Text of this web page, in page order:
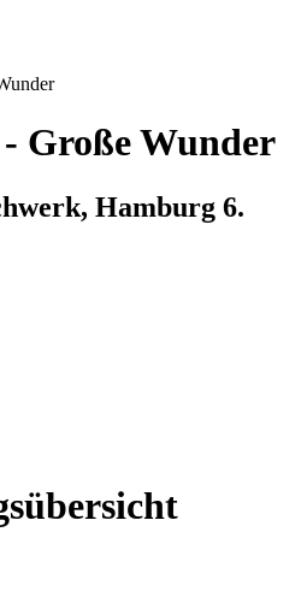
Große Wunder
Hamburg 6.